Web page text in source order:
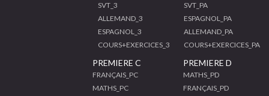
SVT_3
ALLEMAND_3
ESPAGNOL_3
COURS+EXERCICES_3
SVT_PA
ESPAGNOL_PA
ALLEMAND_PA
COURS+EXERCICES_PA
PREMIERE C
FRANÇAIS_PC
MATHS_PC
PREMIERE D
MATHS_PD
FRANÇAIS_PD